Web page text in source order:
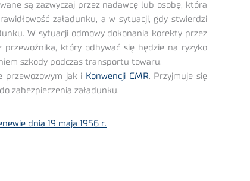
są zazwyczaj przez nadawcę lub osobę, która
załadunku, a w sytuacji, gdy stwierdzi
W sytuacji odmowy dokonania korekty przez
przewoźnika, który odbywać się będzie na ryzyko
szkody podczas transportu towaru.
przewozowym jak i Konwencji CMR. Przyjmuje się
zabezpieczenia załadunku.
dnia 19 maja 1956 r.